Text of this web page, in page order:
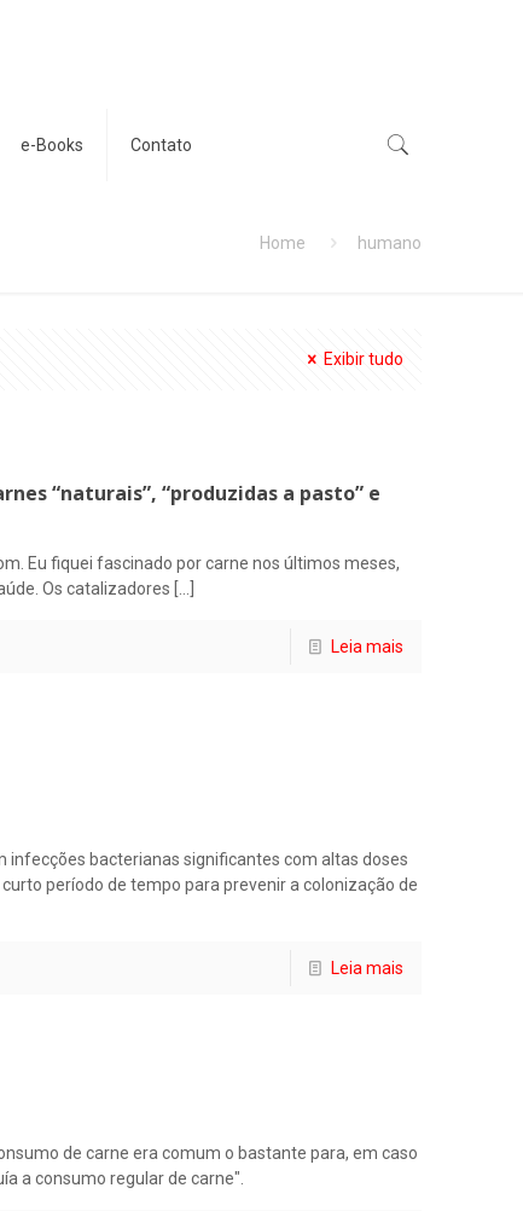
e-Books Contato
Home humano
Exibir tudo
“naturais”, “produzidas a pasto” e
Eu fiquei fascinado por carne nos últimos meses,
Os catalizadores
Leia mais
infecções bacterianas significantes com altas doses
período de tempo para prevenir a colonização de
Leia mais
de carne era comum o bastante para, em caso
a consumo regular de carne".